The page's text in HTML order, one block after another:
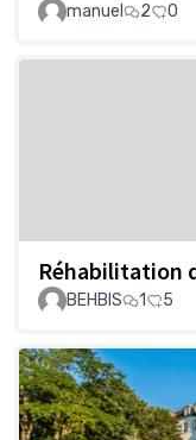
manuel 2 0
Réhabilitation
BEHBIS
1 5